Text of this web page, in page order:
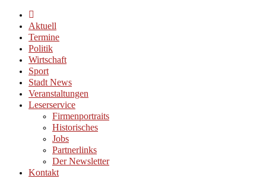
Aktuell
Termine
Politik
Wirtschaft
Sport
Stadt News
Veranstaltungen
Leserservice
Firmenportraits
Historisches
Jobs
Partnerlinks
Der Newsletter
Kontakt